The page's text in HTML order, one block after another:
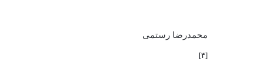
محمدرضا رستمی
[۴]